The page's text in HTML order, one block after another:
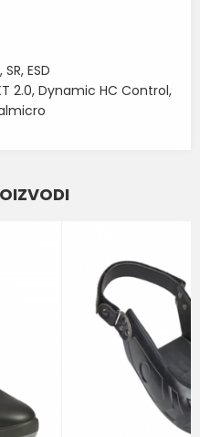
ESD
2.0, Dynamic HC Control,
ZAŠTITNE CIPELE